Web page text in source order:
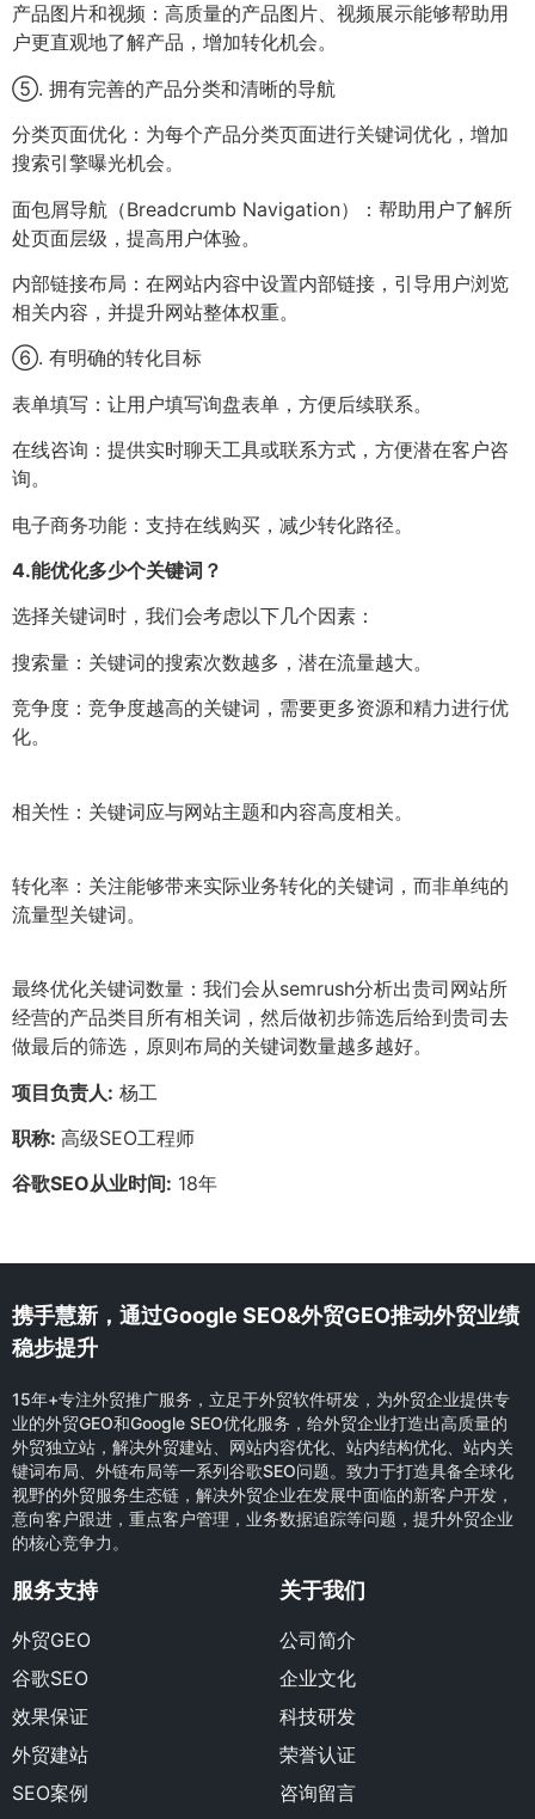
产品图片和视频：高质量的产品图片、视频展示能够帮助用
户更直观地了解产品，增加转化机会。
⑤. 拥有完善的产品分类和清晰的导航
分类页面优化：为每个产品分类页面进行关键词优化，增加
搜索引擎曝光机会。
面包屑导航（Breadcrumb Navigation）：帮助用户了解所
处页面层级，提高用户体验。
内部链接布局：在网站内容中设置内部链接，引导用户浏览
相关内容，并提升网站整体权重。
⑥. 有明确的转化目标
表单填写：让用户填写询盘表单，方便后续联系。
在线咨询：提供实时聊天工具或联系方式，方便潜在客户咨
询。
电子商务功能：支持在线购买，减少转化路径。
4.能优化多少个关键词？
选择关键词时，我们会考虑以下几个因素：
搜索量：关键词的搜索次数越多，潜在流量越大。
竞争度：竞争度越高的关键词，需要更多资源和精力进行优
化。
相关性：关键词应与网站主题和内容高度相关。
转化率：关注能够带来实际业务转化的关键词，而非单纯的
流量型关键词。
最终优化关键词数量：我们会从semrush分析出贵司网站所
经营的产品类目所有相关词，然后做初步筛选后给到贵司去
做最后的筛选，原则布局的关键词数量越多越好。
项目负责人: 杨工
职称: 高级SEO工程师
谷歌SEO从业时间: 18年
携手慧新，通过Google SEO&外贸GEO推动外贸业绩
稳步提升
15年+专注外贸推广服务，立足于外贸软件研发，为外贸企业提供专
业的外贸GEO和Google SEO优化服务，给外贸企业打造出高质量的
外贸独立站，解决外贸建站、网站内容优化、站内结构优化、站内关
键词布局、外链布局等一系列谷歌SEO问题。致力于打造具备全球化
视野的外贸服务生态链，解决外贸企业在发展中面临的新客户开发，
意向客户跟进，重点客户管理，业务数据追踪等问题，提升外贸企业
的核心竞争力。
服务支持
外贸GEO
谷歌SEO
效果保证
外贸建站
SEO案例
关于我们
公司简介
企业文化
科技研发
荣誉认证
咨询留言